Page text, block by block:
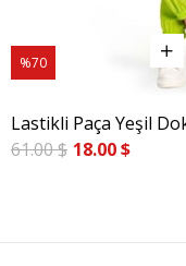
Lastikli Paça Yeşil
18.00 $
61.00 $
%70